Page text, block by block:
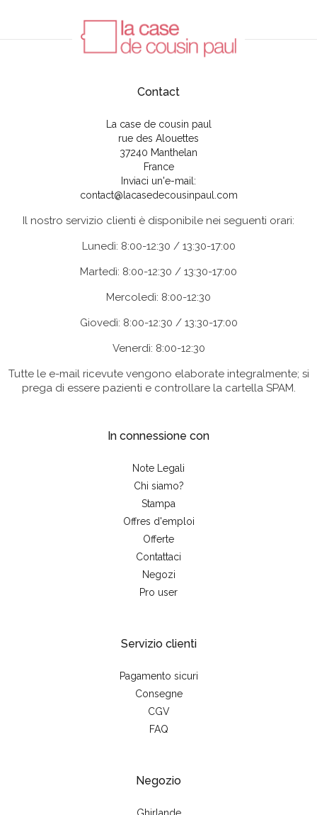
Contact
La case de cousin paul
rue des Alouettes
37240 Manthelan
France
Inviaci un'e-mail:
contact@lacasedecousinpaul.com
Il nostro servizio clienti è disponibile nei seguenti orari:
Lunedì: 8:00-12:30 / 13:30-17:00
Martedì: 8:00-12:30 / 13:30-17:00
Mercoledì: 8:00-12:30
Giovedì: 8:00-12:30 / 13:30-17:00
Venerdì: 8:00-12:30
Tutte le e-mail ricevute vengono elaborate integralmente; si
prega di essere pazienti e controllare la cartella SPAM.
In connessione con
Note Legali
Chi siamo?
Stampa
Offres d'emploi
Offerte
Contattaci
Negozi
Pro user
Servizio clienti
Pagamento sicuri
Consegne
CGV
FAQ
Negozio